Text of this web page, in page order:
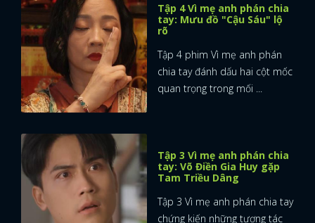
ĐĂNG NHẬP
Tập 4 Vì mẹ anh phán chia
tay: Mưu đồ "Cậu Sáu" lộ
rõ
Tập 4 phim Vì mẹ anh phán
chia tay đánh dấu hai cột mốc
quan trọng trong mối ...
Tập 3 Vì mẹ anh phán chia
tay: Võ Điền Gia Huy gặp
Tam Triều Dâng
Tập 3 Vì mẹ anh phán chia tay
chứng kiến những tương tác